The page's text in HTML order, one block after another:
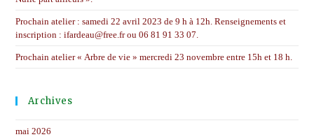
Prochain atelier : samedi 22 avril 2023 de 9 h à 12h. Renseignements et
inscription : ifardeau@free.fr ou 06 81 91 33 07.
Prochain atelier « Arbre de vie » mercredi 23 novembre entre 15h et 18 h.
Archives
mai 2026